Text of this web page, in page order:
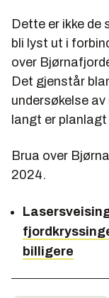
Dette er ikke de
bli lyst ut i
over
Det gjenstår
undersøkelse
langt er
Brua over
2024.
billigere